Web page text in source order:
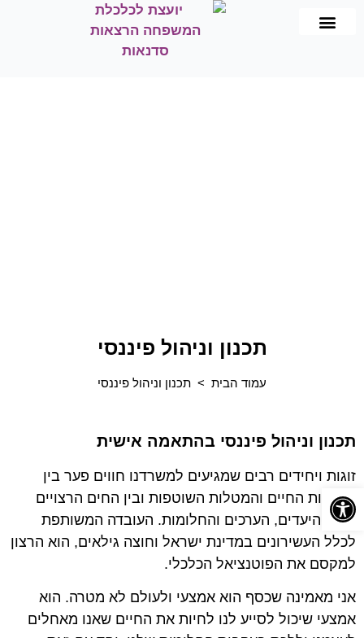
תכנון וניהול פיננסי
עמוד הבית > תכנון וניהול פיננסי
תכנון וניהול פיננסי בהתאמה אישית
זוגות ויחידים רבים שמגיעים למשרדנו חווים פער בין
משימות החיים והמטלות השוטפות ובין החים הרצויים
להם, היעדים, הערכים והחלומות. העובדה המשותפת
לכלל העשירונים במדינת ישראל וחוצה גילאים, הוא הרצון
למקסם את הפוטנציאל הכלכלי.
אני מאמינה שכסף הוא אמצעי ולעולם לא מטרה. הוא
אמצעי שיכול לסייע לנו לחיות את החיים שאנו מאחלים
פתח סרגל נגישות